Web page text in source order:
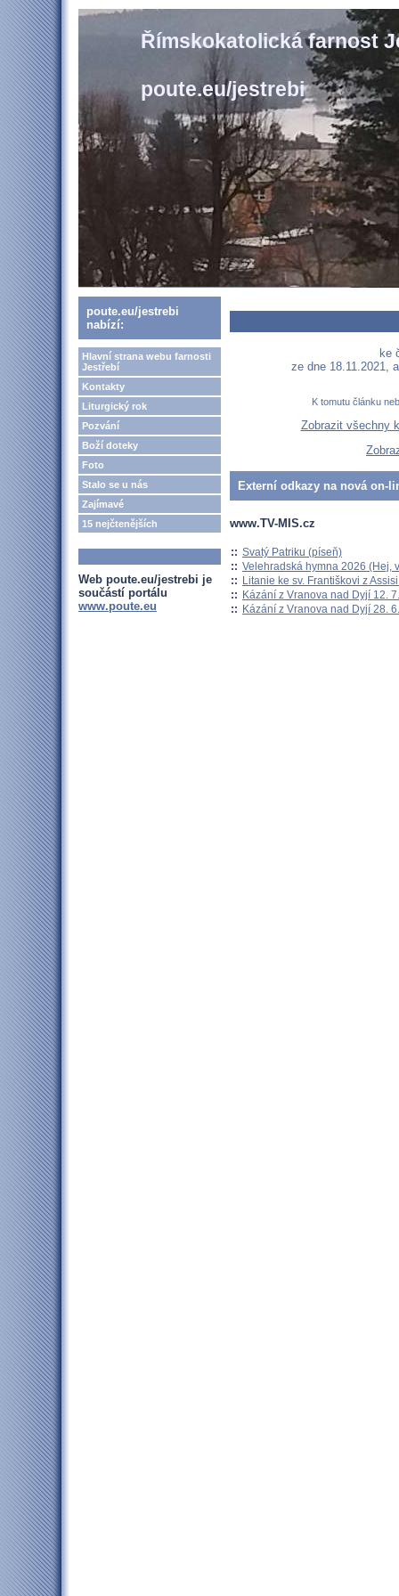
Římskokatolická farnost
poute.eu/jestrebi
poute.eu/jestrebi
nabízí:
Hlavní strana webu farnosti
Jestřebí
Kontakty
Liturgický rok
Pozvání
Boží doteky
Foto
Stalo se u nás
Zajímavé
15 nejčtenějších
Web poute.eu/jestrebi je
součástí portálu
www.poute.eu
ke
ze dne 18.11.2021,
K tomutu článku
Zobrazit všechny
Externí odkazy na nová on-
www.TV-MIS.cz
:: Svatý Patriku (píseň)
:: Velehradská hymna 2026 (Hej,
:: Litanie ke sv. Františkovi z
:: Kázání z Vranova nad Dyjí 12.
:: Kázání z Vranova nad Dyjí 28.